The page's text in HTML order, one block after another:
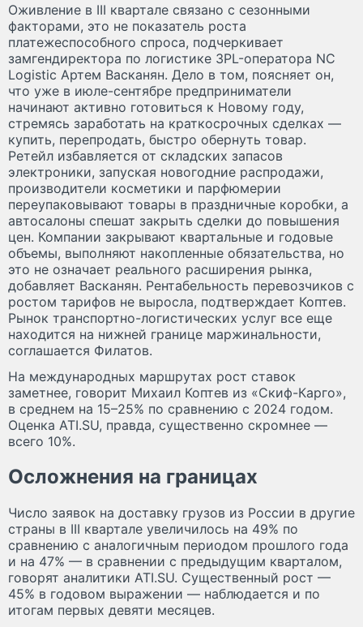
Оживление в III квартале связано с сезонными
факторами, это не показатель роста
платежеспособного спроса, подчеркивает
замгендиректора по логистике 3PL-оператора NC
Logistic Артем Васканян. Дело в том, поясняет он,
что уже в июле-сентябре предприниматели
начинают активно готовиться к Новому году,
стремясь заработать на краткосрочных сделках —
купить, перепродать, быстро обернуть товар.
Ретейл избавляется от складских запасов
электроники, запуская новогодние распродажи,
производители косметики и парфюмерии
переупаковывают товары в праздничные коробки, а
автосалоны спешат закрыть сделки до повышения
цен. Компании закрывают квартальные и годовые
объемы, выполняют накопленные обязательства, но
это не означает реального расширения рынка,
добавляет Васканян. Рентабельность перевозчиков с
ростом тарифов не выросла, подтверждает Коптев.
Рынок транспортно-логистических услуг все еще
находится на нижней границе маржинальности,
соглашается Филатов.
На международных маршрутах рост ставок
заметнее, говорит Михаил Коптев из «Скиф-Карго»,
в среднем на 15–25% по сравнению с 2024 годом.
Оценка ATI.SU, правда, существенно скромнее —
всего 10%.
Осложнения на границах
Число заявок на доставку грузов из России в другие
страны в III квартале увеличилось на 49% по
сравнению с аналогичным периодом прошлого года
и на 47% — в сравнении с предыдущим кварталом,
говорят аналитики ATI.SU. Существенный рост —
45% в годовом выражении — наблюдается и по
итогам первых девяти месяцев.